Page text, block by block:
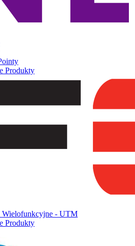
Produkty
Wielofunkcyjne - UTM
Produkty